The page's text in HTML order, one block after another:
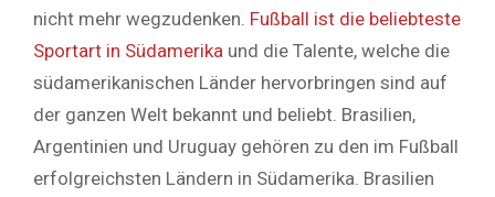
nicht mehr wegzudenken. Fußball ist die beliebteste
Sportart in Südamerika und die Talente, welche die
südamerikanischen Länder hervorbringen sind auf
der ganzen Welt bekannt und beliebt. Brasilien,
Argentinien und Uruguay gehören zu den im Fußball
erfolgreichsten Ländern in Südamerika. Brasilien